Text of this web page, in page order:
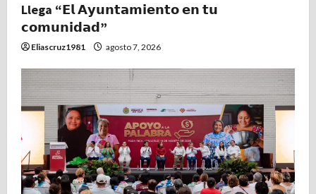
Llega “𝗘𝗹 𝗔𝘆𝘂𝗻𝘁𝗮𝗺𝗶𝗲𝗻𝘁𝗼 𝗲𝗻 𝘁𝘂
𝗰𝗼𝗺𝘂𝗻𝗶𝗱𝗮𝗱”
Eliascruz1981 agosto 7, 2026